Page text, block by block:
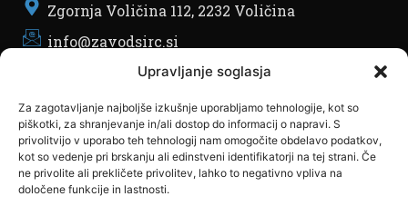
Upravljanje soglasja
Za zagotavljanje najboljše izkušnje uporabljamo tehnologije, kot so
piškotki, za shranjevanje in/ali dostop do informacij o napravi. S
privolitvijo v uporabo teh tehnologij nam omogočite obdelavo podatkov,
kot so vedenje pri brskanju ali edinstveni identifikatorji na tej strani. Če
ne privolite ali prekličete privolitev, lahko to negativno vpliva na
določene funkcije in lastnosti.
Zgornja Voličina 112, 2232 Voličina
info@zavodsirc.si
Partnerji
Članstvo
SKLOPI
Javni Razpisi